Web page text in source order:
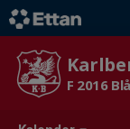
F 2016 Blå